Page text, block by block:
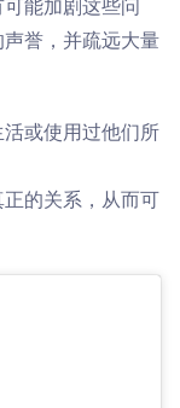
能加剧这些问
誉，并疏远大量
或使用过他们所
正的关系，从而可